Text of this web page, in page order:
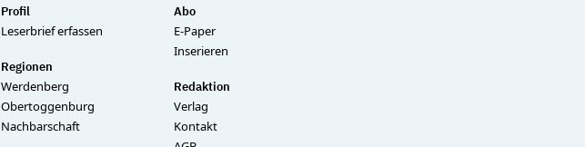
Profil
Leserbrief erfassen
Regionen
Werdenberg
Obertoggenburg
Nachbarschaft
Abo
E-Paper
Inserieren
Redaktion
Verlag
Kontakt